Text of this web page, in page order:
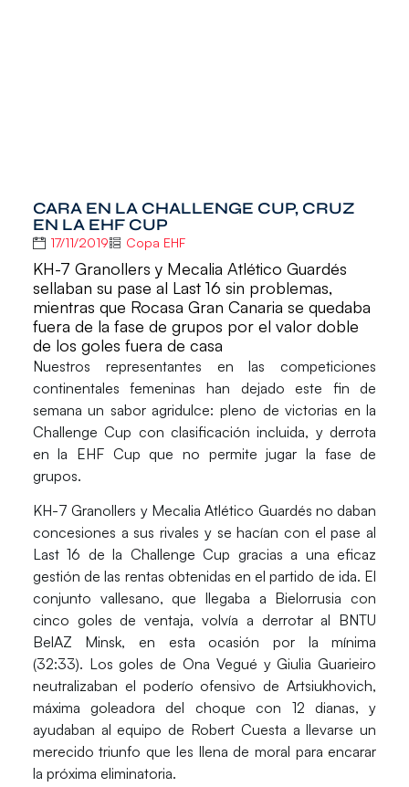
CARA EN LA CHALLENGE CUP, CRUZ
EN LA EHF CUP
17/11/2019 Copa EHF
KH-7 Granollers y Mecalia Atlético Guardés
sellaban su pase al Last 16 sin problemas,
mientras que Rocasa Gran Canaria se quedaba
fuera de la fase de grupos por el valor doble
de los goles fuera de casa
Nuestros representantes en las competiciones
continentales femeninas han dejado este fin de
semana un sabor agridulce: pleno de victorias en la
Challenge Cup con clasificación incluida, y derrota
en la EHF Cup que no permite jugar la fase de
grupos.
KH-7 Granollers y Mecalia Atlético Guardés no daban
concesiones a sus rivales y se hacían con el pase al
Last 16 de la Challenge Cup gracias a una eficaz
gestión de las rentas obtenidas en el partido de ida. El
conjunto vallesano, que llegaba a Bielorrusia con
cinco goles de ventaja, volvía a derrotar al BNTU
BelAZ Minsk, en esta ocasión por la mínima
(32:33). Los goles de Ona Vegué y Giulia Guarieiro
neutralizaban el poderío ofensivo de Artsiukhovich,
máxima goleadora del choque con 12 dianas, y
ayudaban al equipo de Robert Cuesta a llevarse un
merecido triunfo que les llena de moral para encarar
la próxima eliminatoria.